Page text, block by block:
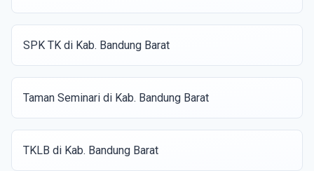
SPK TK di Kab. Bandung Barat
Taman Seminari di Kab. Bandung Barat
TKLB di Kab. Bandung Barat